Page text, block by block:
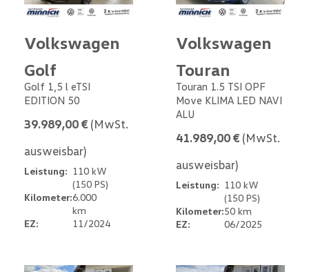
Volkswagen
Golf
Golf 1,5 l eTSI
EDITION 50
39.989,00 € (MwSt.
ausweisbar)
Leistung: 110 kW
(150 PS)
Kilometer:6.000
km
EZ:
11/2024
Volkswagen
Touran
Touran 1.5 TSI OPF
Move KLIMA LED NAVI
ALU
41.989,00 € (MwSt.
ausweisbar)
Leistung: 110 kW
(150 PS)
Kilometer:50 km
EZ:
06/2025